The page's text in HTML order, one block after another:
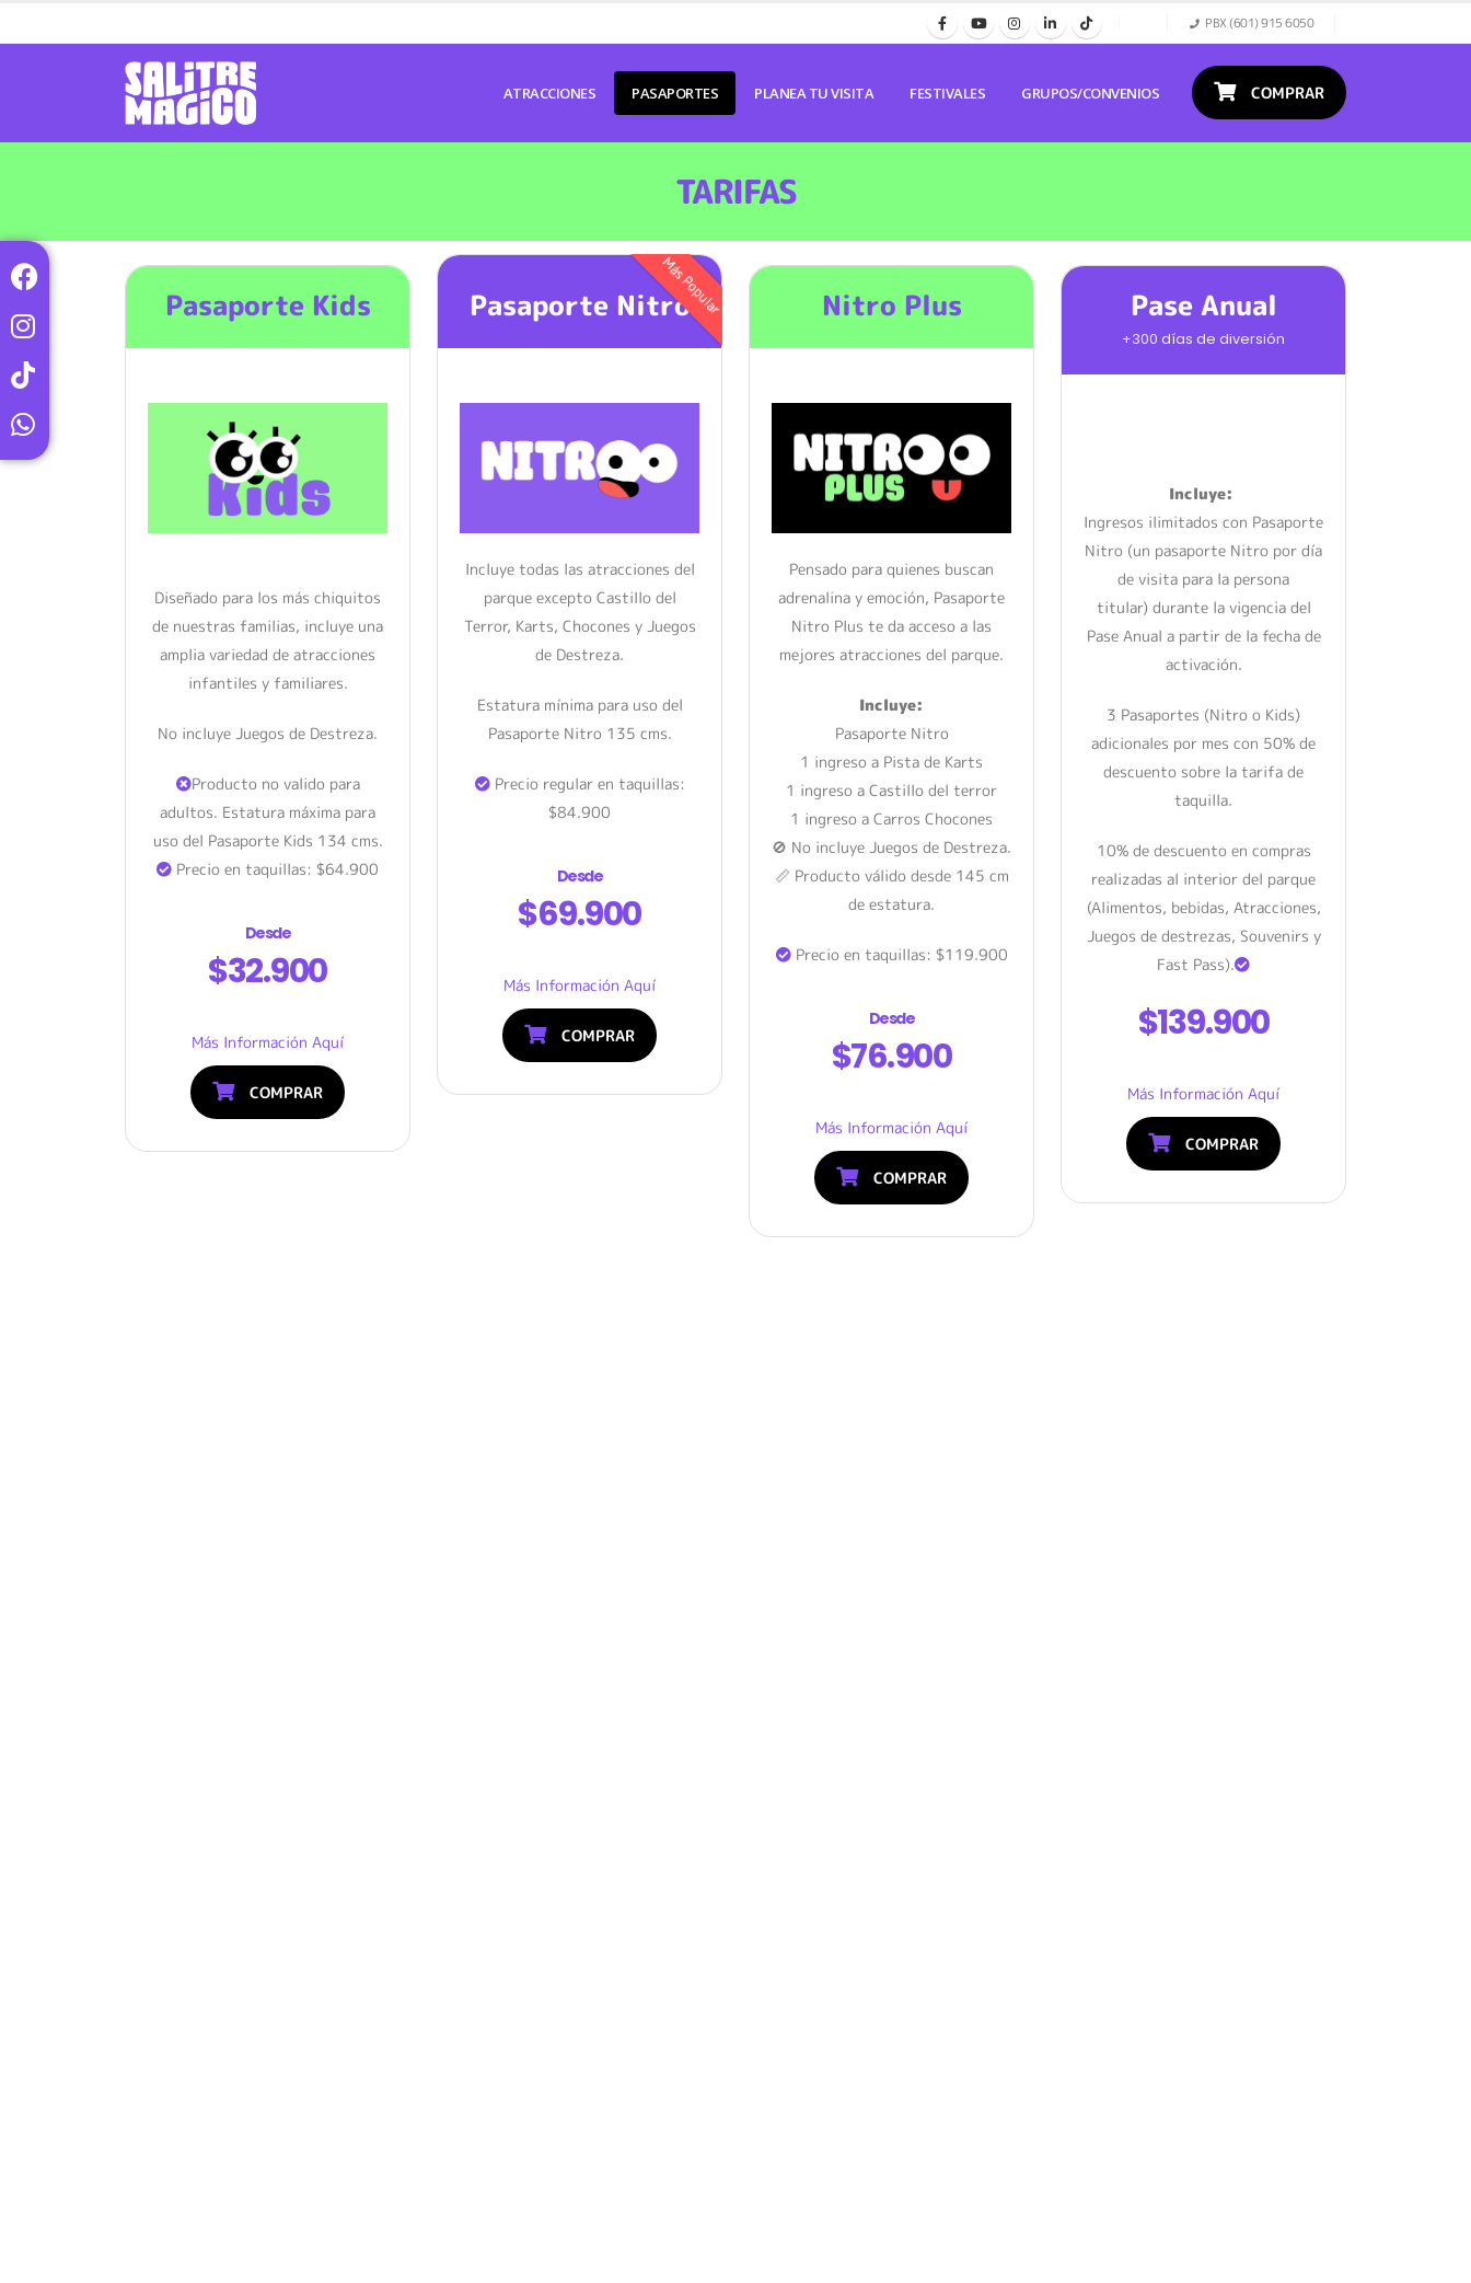
PBX (601) 915 6050
ATRACCIONES PASAPORTES PLANEA TU VISITA FESTIVALES GRUPOS/CONVENIOS COMPRAR
TARIFAS
Pasaporte Kids
Diseñado para los más chiquitos
de nuestras familias, incluye una
amplia variedad de atracciones
infantiles y familiares.
No incluye Juegos de Destreza.
Producto no valido para
adultos. Estatura máxima para
uso del Pasaporte Kids 134 cms.
Precio en taquillas: $64.900
Desde
$32.900
Más Información Aquí
COMPRAR
Más Popular
Pasaporte Nitro
Incluye todas las atracciones del
parque excepto Castillo del
Terror, Karts, Chocones y Juegos
de Destreza.
Estatura mínima para uso del
Pasaporte Nitro 135 cms.
Precio regular en taquillas:
$84.900
Desde
$69.900
Más Información Aquí
COMPRAR
Nitro Plus
Pensado para quienes buscan
adrenalina y emoción, Pasaporte
Nitro Plus te da acceso a las
mejores atracciones del parque.
Incluye:
Pasaporte Nitro
1 ingreso a Pista de Karts
1 ingreso a Castillo del terror
1 ingreso a Carros Chocones
🚫 No incluye Juegos de Destreza.
📏 Producto válido desde 145 cm
de estatura.
Precio en taquillas: $119.900
Desde
$76.900
Más Información Aquí
COMPRAR
Pase Anual
+300 días de diversión
Incluye:
Ingresos ilimitados con Pasaporte
Nitro (un pasaporte Nitro por día
de visita para la persona
titular) durante la vigencia del
Pase Anual a partir de la fecha de
activación.
3 Pasaportes (Nitro o Kids)
adicionales por mes con 50% de
descuento sobre la tarifa de
taquilla.
10% de descuento en compras
realizadas al interior del parque
(Alimentos, bebidas, Atracciones,
Juegos de destrezas, Souvenirs y
Fast Pass).
$139.900
Más Información Aquí
COMPRAR